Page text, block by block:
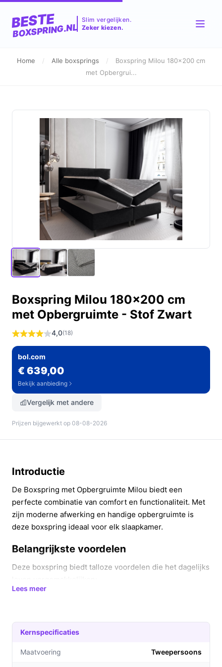
BESTE
BOXSPRING.NL
Slim vergelijken.
Zeker kiezen.
Home / Alle boxsprings /
Boxspring Milou 180x200 cm
met Opbergrui...
Boxspring Milou 180x200 cm
met Opbergruimte - Stof Zwart
4,0(18)
bol.com
€ 639,00
Bekijk aanbieding
Vergelijk met andere
Prijzen bijgewerkt op 08-08-2026
Introductie
De Boxspring met Opbergruimte Milou biedt een
perfecte combinatie van comfort en functionaliteit. Met
zijn moderne afwerking en handige opbergruimte is
deze boxspring ideaal voor elk slaapkamer.
Belangrijkste voordelen
Deze boxspring biedt talloze voordelen die het dagelijks
beddengoed en andere spullen, waardoor je
slaapkamer opgeruimd blijft.
Comfortabele matrassen: De bonellvering
Lees meer
Kernspecificaties
Maatvoering Tweepersoons